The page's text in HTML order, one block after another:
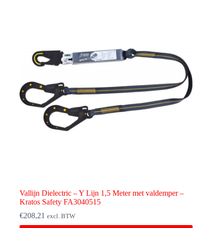
Vallijn Dielectric – Y Lijn 1,5 Meter met valdemper –
Kratos Safety FA3040515
€208,21 excl. BTW